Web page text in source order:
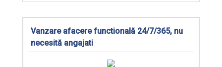
Vanzare afacere functională 24/7/365, nu
necesită angajati